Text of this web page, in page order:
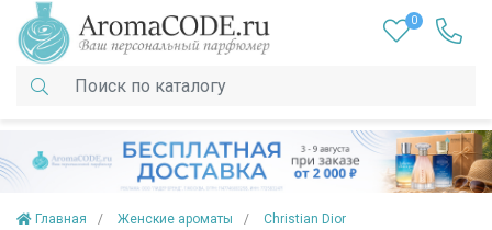
0
Главная Женские ароматы
Christian Dior